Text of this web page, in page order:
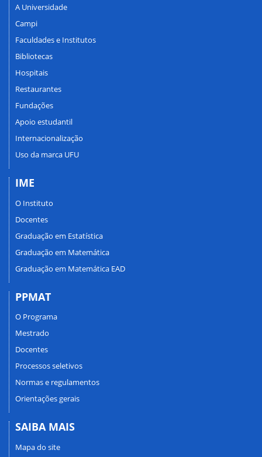
A Universidade
Campi
Faculdades e Institutos
Bibliotecas
Hospitais
Restaurantes
Fundações
Apoio estudantil
Internacionalização
Uso da marca UFU
IME
O Instituto
Docentes
Graduação em Estatística
Graduação em Matemática
Graduação em Matemática EAD
PPMAT
O Programa
Mestrado
Docentes
Processos seletivos
Normas e regulamentos
Orientações gerais
SAIBA MAIS
Mapa do site